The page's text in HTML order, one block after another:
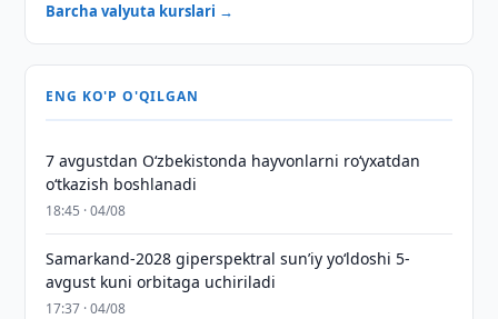
Barcha valyuta kurslari →
ENG KO'P O'QILGAN
7 avgustdan O‘zbekistonda hayvonlarni ro‘yxatdan
o‘tkazish boshlanadi
18:45 · 04/08
Samarkand-2028 giperspektral sun’iy yo‘ldoshi 5-
avgust kuni orbitaga uchiriladi
17:37 · 04/08